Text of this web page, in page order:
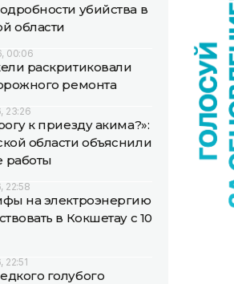
убийства в
области
00:06
раскритиковали
ремонта
23:26
к приезду акима?»:
области объяснили
работы
22:58
на электроэнергию
в Кокшетау с 10
22:51
голубого